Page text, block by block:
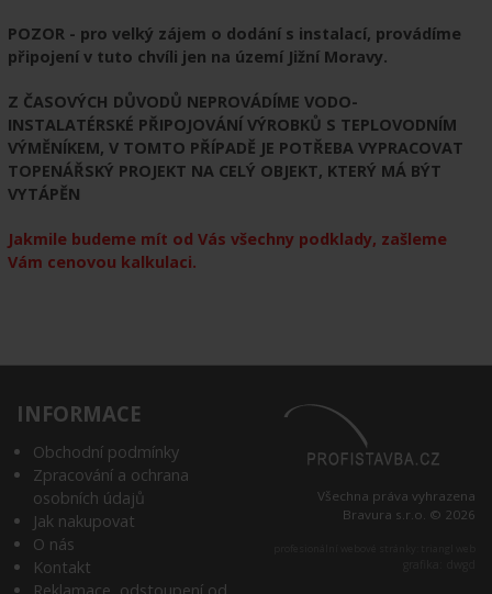
POZOR - pro velký zájem o dodání s instalací, provádíme
připojení v tuto chvíli jen na území Jižní Moravy.
Z ČASOVÝCH DŮVODŮ NEPROVÁDÍME VODO-
INSTALATÉRSKÉ PŘIPOJOVÁNÍ VÝROBKŮ S TEPLOVODNÍM
VÝMĚNÍKEM, V TOMTO PŘÍPADĚ JE POTŘEBA VYPRACOVAT
TOPENÁŘSKÝ PROJEKT NA CELÝ OBJEKT, KTERÝ MÁ BÝT
VYTÁPĚN
Jakmile budeme mít od Vás všechny podklady, zašleme
Vám cenovou kalkulaci.
INFORMACE
Obchodní podmínky
Zpracování a ochrana
osobních údajů
Jak nakupovat
O nás
Kontakt
Reklamace, odstoupení od
Všechna práva vyhrazena
Bravura s.r.o. © 2026